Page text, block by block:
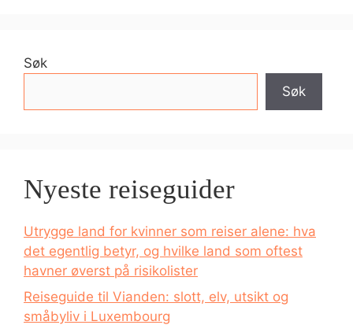
Søk
Søk
Nyeste reiseguider
Utrygge land for kvinner som reiser alene: hva
det egentlig betyr, og hvilke land som oftest
havner øverst på risikolister
Reiseguide til Vianden: slott, elv, utsikt og
småbyliv i Luxembourg